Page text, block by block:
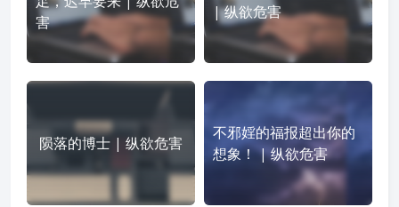
害
| 纵欲危害
陨落的博士 | 纵欲危害
不邪婬的福报超出你的
想象！ | 纵欲危害